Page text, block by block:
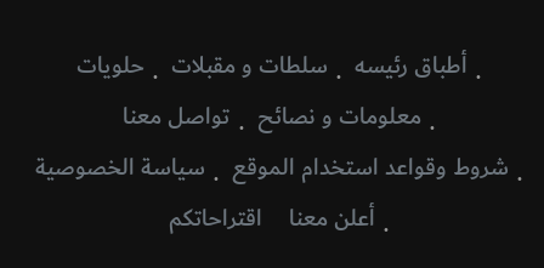
أطباق رئيسه سلطات و مقبلات
حلويات
معلومات و نصائح
تواصل معنا
شروط وقواعد استخدام الموقع
سياسة الخصوصية
أعلن معنا
اقتراحاتكم